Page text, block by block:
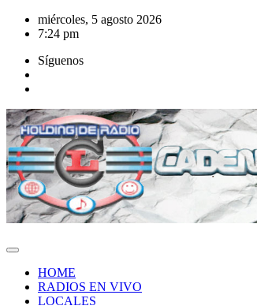
Saltar
miércoles, 5 agosto 2026
7:24 pm
Síguenos
HOME
RADIOS EN VIVO
LOCALES